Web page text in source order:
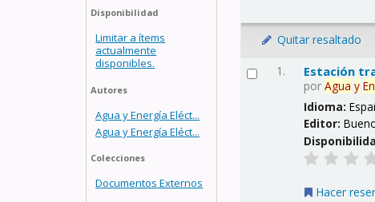
Disponibilidad
Limitar a ítems
actualmente
disponibles.
Autores
Agua y Energía Eléct...
Agua y Energía Eléct...
Colecciones
Documentos Externos
Quitar resaltado
1. Estación
porAgua y
Idioma:
Editor:
Hacer